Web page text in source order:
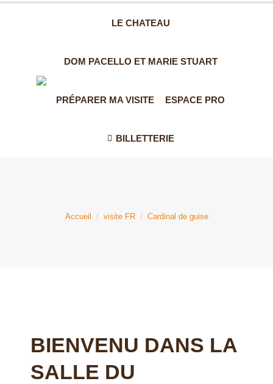
LE CHATEAU
DOM PACELLO ET MARIE STUART
PRÉPARER MA VISITE ESPACE PRO
BILLETTERIE
Vous êtes ici :
Accueil visite FR Cardinal de guise
BIENVENU DANS LA
SALLE DU